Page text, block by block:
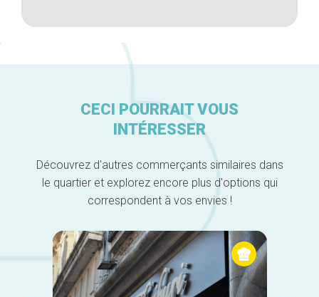
CECI POURRAIT VOUS
INTÉRESSER
Découvrez d'autres commerçants similaires dans
le quartier et explorez encore plus d'options qui
correspondent à vos envies !